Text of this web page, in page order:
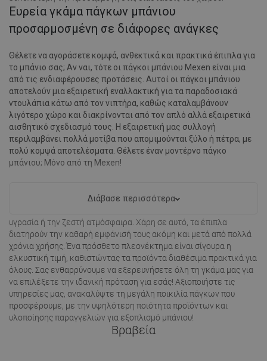
Ευρεία γκάμα πάγκων μπάνιου
προσαρμοσμένη σε διάφορες ανάγκες
Θέλετε να αγοράσετε κομψά, ανθεκτικά και πρακτικά έπιπλα για
το μπάνιο σας; Αν ναι, τότε οι πάγκοι μπάνιου Mexen είναι μια
από τις ενδιαφέρουσες προτάσεις. Αυτοί οι πάγκοι μπάνιου
αποτελούν μια εξαιρετική εναλλακτική για τα παραδοσιακά
ντουλάπια κάτω από τον νιπτήρα, καθώς καταλαμβάνουν
λιγότερο χώρο και διακρίνονται από τον απλό αλλά εξαιρετικά
αισθητικό σχεδιασμό τους. Η εξαιρετική μας συλλογή
περιλαμβάνει πολλά μοτίβα που απομιμούνται ξύλο ή πέτρα, με
πολύ κομψά αποτελέσματα. Θέλετε έναν μοντέρνο πάγκο
μπάνιου; Μόνο από τη Mexen!
βρεθούν σε διάφορες εκδόσεις ανάλογα με το υλικό, όλοι έχουν
υγρασία ή την ζεστή ατμόσφαιρα. Χάρη σε αυτό, τα έπιπλα
διατηρούν την καθαρή εμφάνισή τους ακόμη και μετά από πολλά
χρόνια χρήσης. Ένα πρόσθετο πλεονέκτημα είναι σίγουρα η
ελκυστική τιμή, καθιστώντας τα προϊόντα διαθέσιμα πρακτικά για
όλους. Σας ενθαρρύνουμε να εξερευνήσετε όλη τη γκάμα μας για
να επιλέξετε την ιδανική πρόταση για εσάς! Αξιοποιήστε τις
υπηρεσίες μας, ανακαλύψτε τη μεγάλη ποικιλία πάγκων που
προσφέρουμε, με την υψηλότερη ποιότητα προϊόντων και
υλοποίησης παραγγελιών για εξοπλισμό μπάνιου!
Διάβασε περισσότερα
Βραβεία